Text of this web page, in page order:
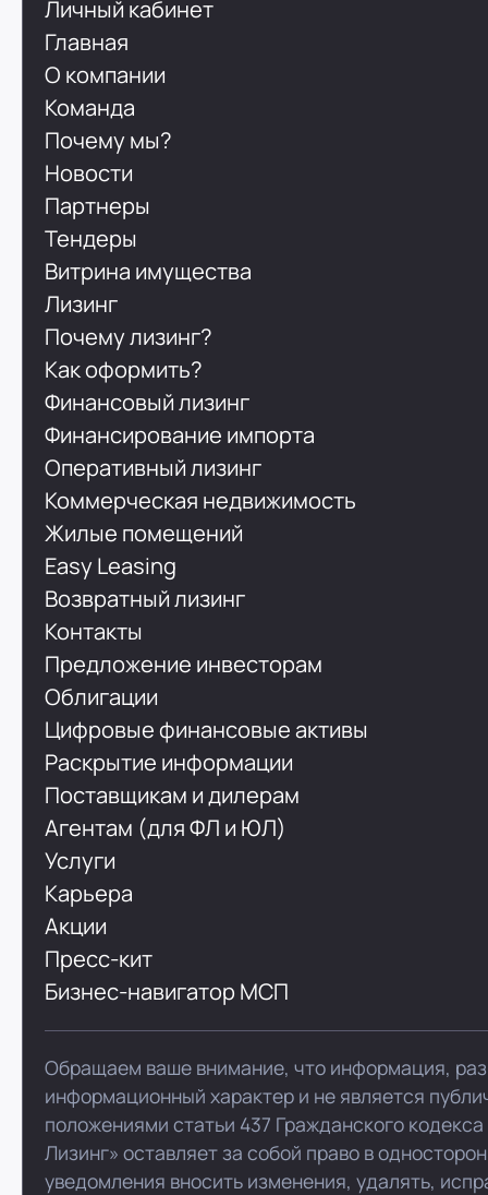
Личный кабинет
Главная
О компании
Команда
Почему мы?
Новости
Партнеры
Тендеры
Витрина имущества
Лизинг
Почему лизинг?
Как оформить?
Финансовый лизинг
Финансирование импорта
Оперативный лизинг
Коммерческая недвижимость
Жилые помещений
Easy Leasing
Возвратный лизинг
Контакты
Предложение инвесторам
Облигации
Цифровые финансовые активы
Раскрытие информации
Поставщикам и дилерам
Агентам (для ФЛ и ЮЛ)
Услуги
Карьера
Акции
Пресс-кит
Бизнес-навигатор МСП
Обращаем ваше внимание, что информация,
информационный характер и не является
положениями статьи 437 Гражданского
Лизинг» оставляет за собой право в
уведомления вносить изменения, удалять,